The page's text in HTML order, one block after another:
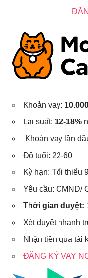
Khoản vay:
Lãi suất: 12-18%
Khoản vay lần
Độ tuổi: 22-60
Kỳ hạn: Tối thiểu
Yêu cầu: CMND/
Thời gian duyệt:
Xét duyệt nhanh
Nhận tiền qua tài
ĐĂNG KÝ VAY